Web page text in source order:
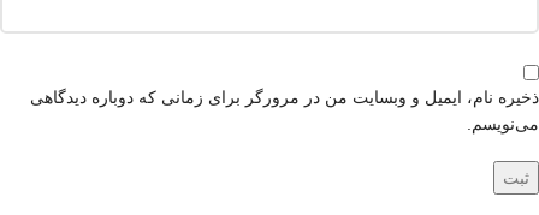
ذخیره نام، ایمیل و وبسایت من در مرورگر برای زمانی که دوباره دیدگاهی
می‌نویسم.